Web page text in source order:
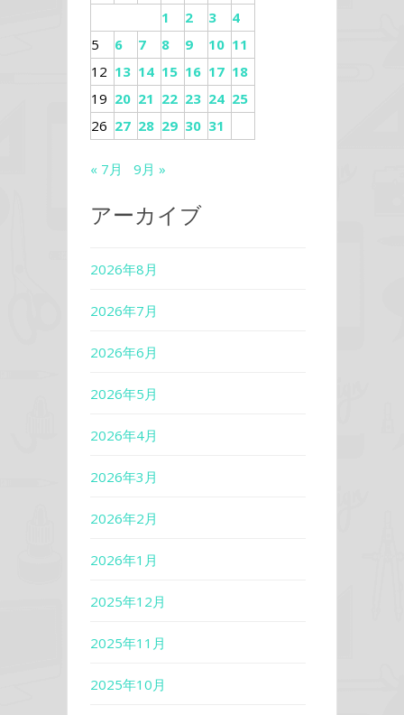
1 2 3
4
5
6 7 8 9 10 11
12 13 14 15 16 17 18
19 20 21 22 23 24 25
26 27 28 29 30 31
« 7月 9月 »
アーカイブ
2026年8月
2026年7月
2026年6月
2026年5月
2026年4月
2026年3月
2026年2月
2026年1月
2025年12月
2025年11月
2025年10月